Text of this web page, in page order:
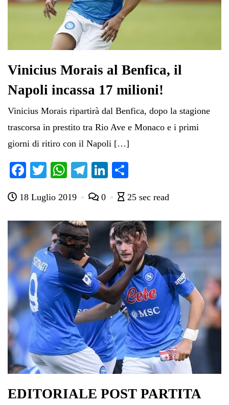
Vinicius Morais al Benfica, il
Napoli incassa 17 milioni!
Vinicius Morais ripartirà dal Benfica, dopo la stagione
trascorsa in prestito tra Rio Ave e Monaco e i primi
giorni di ritiro con il Napoli […]
Fa
bo
ok
T
tte
r
W
ts
A
pp
Te
gr
a
m
Li
ed
In
di
vi
di
18 Luglio 2019 0 25 sec read
EDITORIALE POST PARTITA